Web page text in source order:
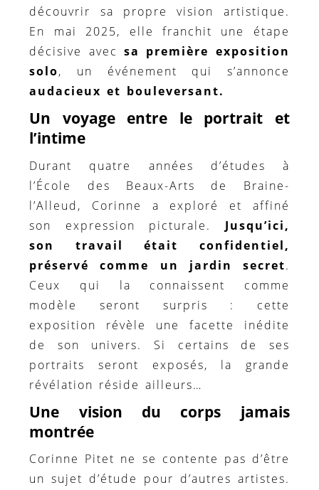
découvrir sa propre vision artistique.
En mai 2025, elle franchit une étape
décisive avec sa première exposition
solo, un événement qui s’annonce
audacieux et bouleversant.
Un voyage entre le portrait et
l’intime
Durant quatre années d’études à
l’École des Beaux-Arts de Braine-
l’Alleud, Corinne a exploré et affiné
son expression picturale. Jusqu’ici,
son travail était confidentiel,
préservé comme un jardin secret.
Ceux qui la connaissent comme
modèle seront surpris : cette
exposition révèle une facette inédite
de son univers. Si certains de ses
portraits seront exposés, la grande
révélation réside ailleurs…
Une vision du corps jamais
montrée
Corinne Pitet ne se contente pas d’être
un sujet d’étude pour d’autres artistes.